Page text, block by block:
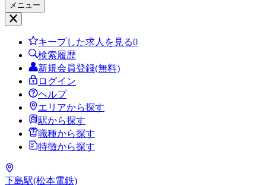
メニュー
キープした求人を見る0
検索履歴
新規会員登録(無料)
ログイン
ヘルプ
エリアから探す
駅から探す
職種から探す
特徴から探す
下島駅(松本電鉄)